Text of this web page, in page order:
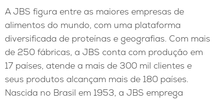
A JBS figura entre as maiores empresas de
alimentos do mundo, com uma plataforma
diversificada de proteínas e geografias. Com mais
de 250 fábricas, a JBS conta com produção em
17 países, atende a mais de 300 mil clientes e
seus produtos alcançam mais de 180 países.
Nascida no Brasil em 1953, a JBS emprega